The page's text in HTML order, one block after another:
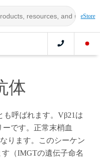
eStore
体
も呼ばれます。Vβ21は
です。正常末梢血
ります。このシーケン
（IMGTの遺伝子命名